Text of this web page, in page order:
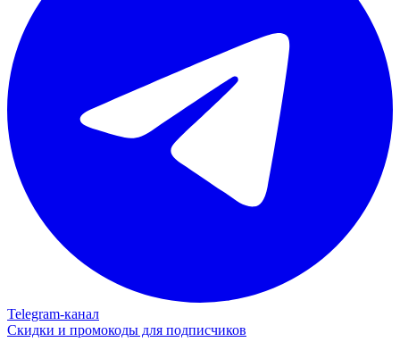
Telegram‑канал
Скидки и промокоды для подписчиков